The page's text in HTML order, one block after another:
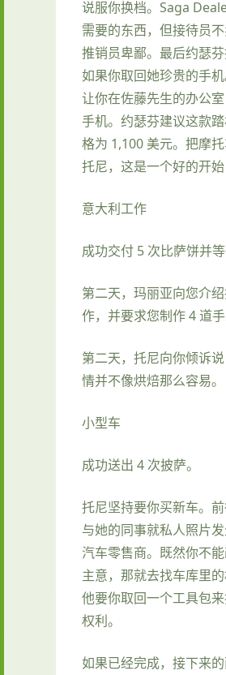
说服你换档。Saga
需要的东西，但接待员不
推销员卑鄙。最后约瑟芬
如果你取回她珍贵的手
让你在佐藤先生的办公
手机。约瑟芬建议这款
格为 1,100 美元。把摩
托尼，这是一个好的开始
意大利工作
成功交付 5 次比萨饼并等
第二天，玛丽亚向您介
作，并要求您制作 4 道手
第二天，托尼向你倾诉
情并不像烘焙那么容易。
小型车
成功送出 4 次披萨。
托尼坚持要你买新车。
与她的同事就私人照片
汽车零售商。既然你不
主意，那就去找车库里的
他要你取回一个工具包
权利。
如果已经完成，接下来